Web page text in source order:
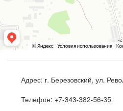
Адрес: г. Березовский, ул.
Телефон: +7-343-382-56-35